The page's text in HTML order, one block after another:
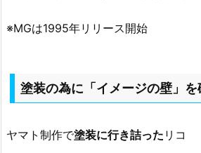
※MGは1995年リリース開始
塗装の為に「イメージの壁」
ヤマト制作で塗装に行き詰った リコ